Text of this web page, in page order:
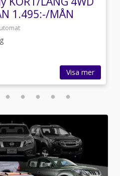
1.495:-/MÅN
Visa mer